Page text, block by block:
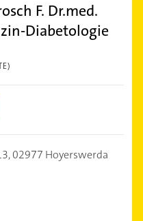
F. Dr.med.
Diabetologie
02977 Hoyerswerda